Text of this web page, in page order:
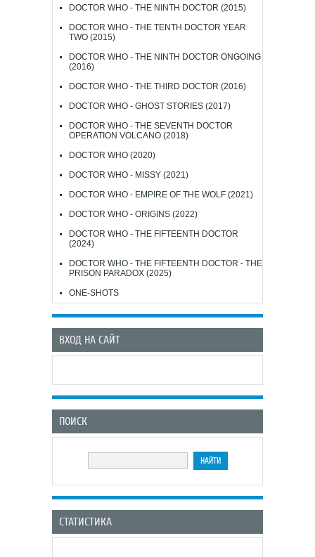
DOCTOR WHO - THE NINTH DOCTOR (2015)
DOCTOR WHO - THE TENTH DOCTOR YEAR
TWO (2015)
DOCTOR WHO - THE NINTH DOCTOR ONGOING
(2016)
DOCTOR WHO - THE THIRD DOCTOR (2016)
DOCTOR WHO - GHOST STORIES (2017)
DOCTOR WHO - THE SEVENTH DOCTOR
OPERATION VOLCANO (2018)
DOCTOR WHO (2020)
DOCTOR WHO - MISSY (2021)
DOCTOR WHO - EMPIRE OF THE WOLF (2021)
DOCTOR WHO - ORIGINS (2022)
DOCTOR WHO - THE FIFTEENTH DOCTOR
(2024)
DOCTOR WHO - THE FIFTEENTH DOCTOR - THE
PRISON PARADOX (2025)
ONE-SHOTS
ВХОД НА САЙТ
ПОИСК
СТАТИСТИКА